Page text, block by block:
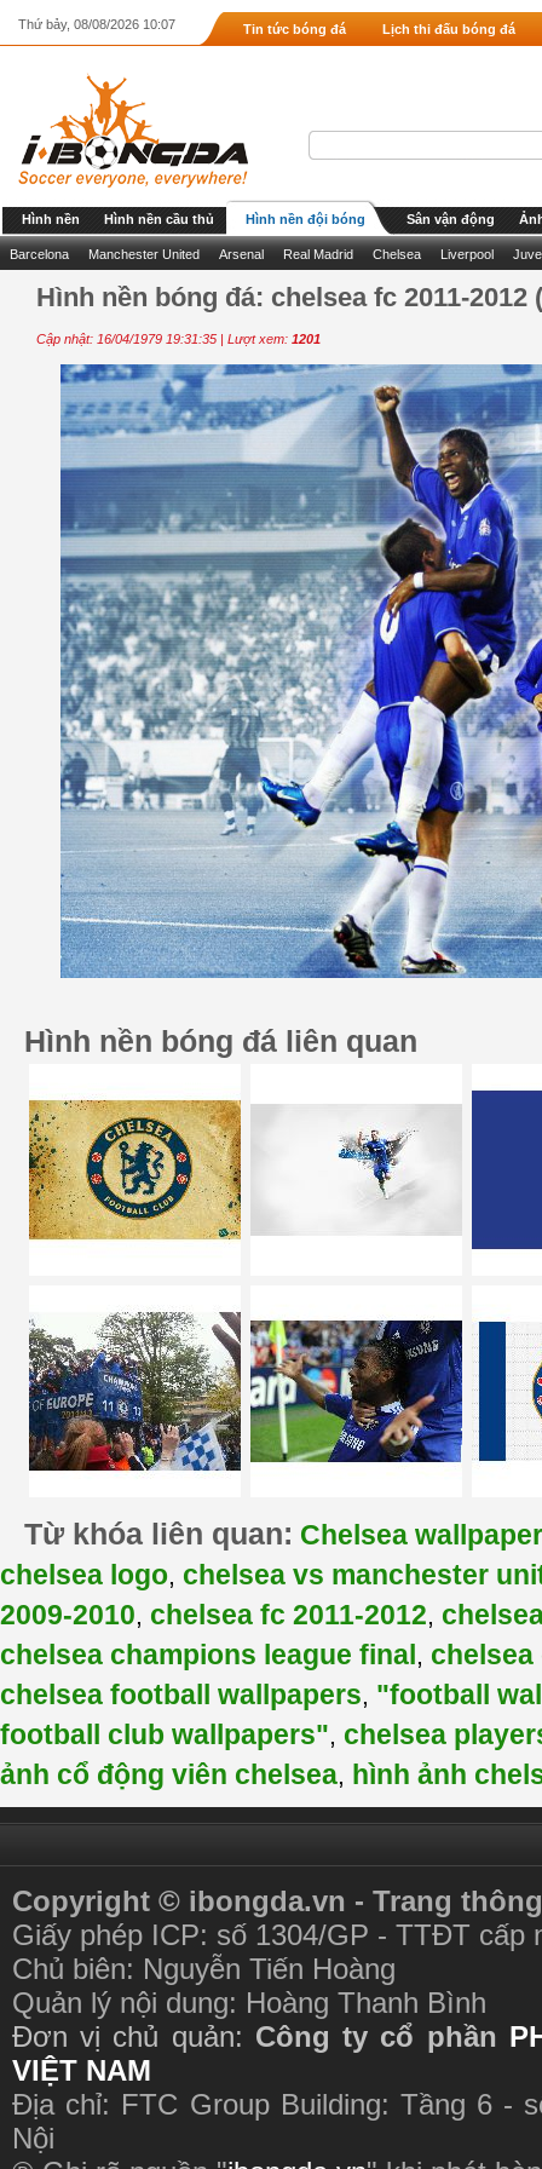
Thứ bảy, 08/08/2026 10:07 Tin tức bóng đá Lịch thi đấu bóng đá
Hình nền Hình nền cầu thủ Hình nền đội bóng Sân vận động
Barcelona Manchester United Arsenal Real Madrid Chelsea Liverpool
Hình nền bóng đá: chelsea fc 2011-2012
Cập nhật: 16/04/1979 19:31:35 | Lượt xem: 1201
Hình nền bóng đá liên quan
Từ khóa liên quan: Chelsea wallpaper
chelsea logo, chelsea vs manchester
2009-2010, chelsea fc 2011-2012,
chelsea champions league final, chelsea
chelsea football wallpapers, "football
football club wallpapers", chelsea
ảnh cổ động viên chelsea, hình ảnh
Copyright © ibongda.vn - Trang
Giấy phép ICP: số 1304/GP - TTĐT cấp
Chủ biên: Nguyễn Tiến Hoàng
Quản lý nội dung: Hoàng Thanh Bình
Đơn vị chủ quản: Công ty cổ phần
VIỆT NAM
Địa chỉ: FTC Group Building: Tầng 6 -
Nội